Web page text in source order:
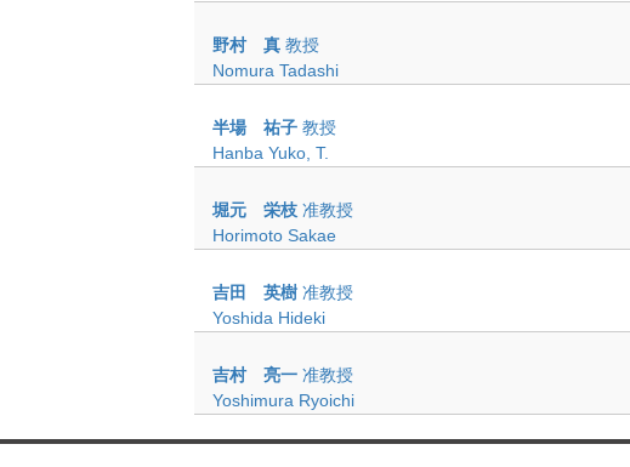
野村 真 教授
Nomura Tadashi
半場 祐子 教授
Hanba Yuko, T.
堀元 栄枝 准教授
Horimoto Sakae
吉田 英樹 准教授
Yoshida Hideki
吉村 亮一 准教授
Yoshimura Ryoichi